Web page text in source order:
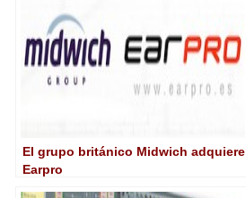
El grupo británico Midwich adquiere
Earpro